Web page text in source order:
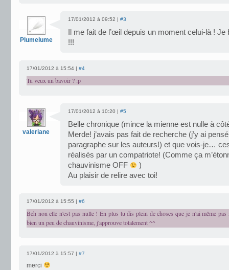
Plumelume
17/01/2012 à 09:52 | #3
Il me fait de l’œil depuis un moment celui-là !
!!!
17/01/2012 à 15:54 | #4
Tu veux un bavoir ? :p
valeriane
17/01/2012 à 10:20 | #5
Belle chronique (mince la mienne est nulle à
Merde! j’avais pas fait de recherche (j’y ai
paragraphe sur les auteurs!) et que vois-je…
réalisés par un compatriote! (Comme ça
chauvinisme OFF
)
Au plaisir de relire avec toi!
17/01/2012 à 15:55 | #6
Beh non elle n'est pas nulle ! En plus tu dis plein de choses que je n'ai même
bien un peu de chauvinisme, j'approuve totalement ^^
17/01/2012 à 15:57 | #7
merci